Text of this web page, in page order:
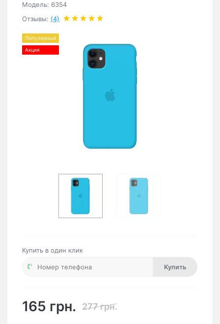
Модель: 6354
Отзывы: (4)
Популярный
Акция
Купить в один клик
Купить
165 грн. 277 грн.